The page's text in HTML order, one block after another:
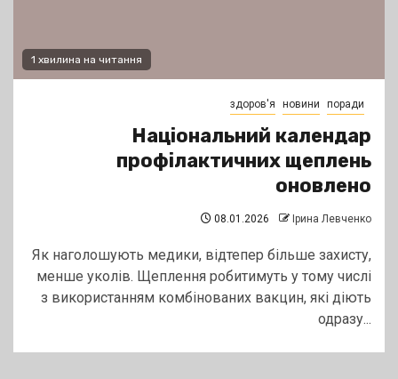
1 хвилина на читання
здоров'я новини поради
Національний календар
профілактичних щеплень
оновлено
08.01.2026 Ірина Левченко
Як наголошують медики, відтепер більше захисту,
менше уколів. Щеплення робитимуть у тому числі
з використанням комбінованих вакцин, які діють
одразу...